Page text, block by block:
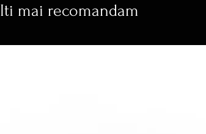
Iti mai recomandam